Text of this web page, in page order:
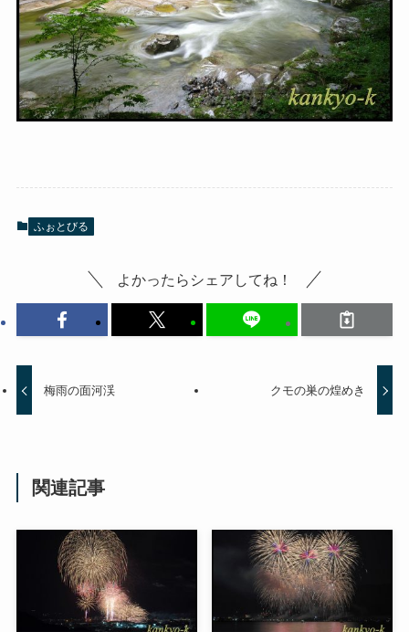
ふぉとびる
よかったらシェアしてね！
梅雨の面河渓 クモの巣の煌めき
関連記事